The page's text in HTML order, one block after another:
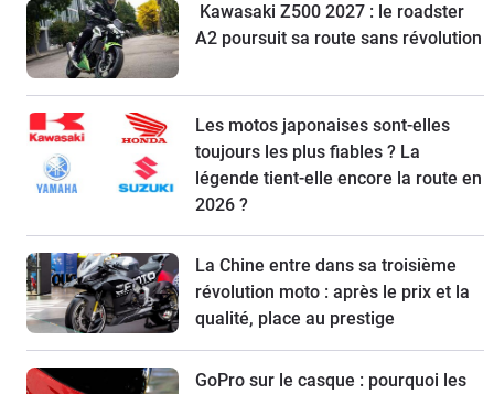
Kawasaki Z500 2027 : le roadster
A2 poursuit sa route sans révolution
Les motos japonaises sont-elles
toujours les plus fiables ? La
légende tient-elle encore la route en
2026 ?
La Chine entre dans sa troisième
révolution moto : après le prix et la
qualité, place au prestige
GoPro sur le casque : pourquoi les